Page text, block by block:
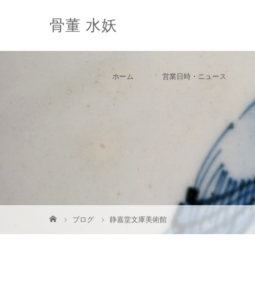
骨董 水妖
ホーム 営業日時・ニュース
ブログ 静嘉堂文庫美術館